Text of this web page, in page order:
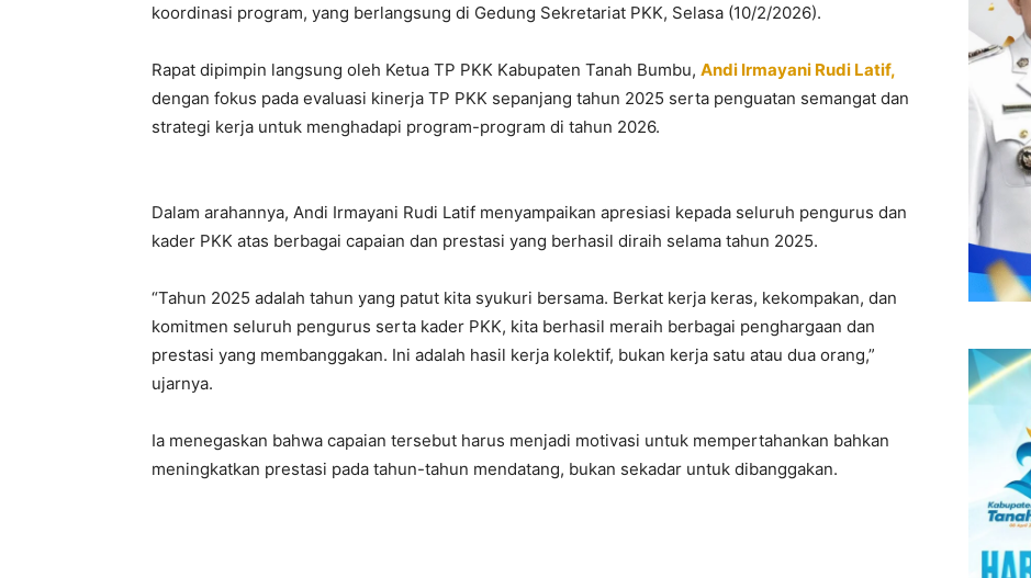
koordinasi program, yang berlangsung di Gedung Sekretariat PKK, Selasa (10/2/2026).
Rapat dipimpin langsung oleh Ketua TP PKK Kabupaten Tanah Bumbu, Andi Irmayani Rudi Latif,
dengan fokus pada evaluasi kinerja TP PKK sepanjang tahun 2025 serta penguatan semangat dan
strategi kerja untuk menghadapi program-program di tahun 2026.
Dalam arahannya, Andi Irmayani Rudi Latif menyampaikan apresiasi kepada seluruh pengurus dan
kader PKK atas berbagai capaian dan prestasi yang berhasil diraih selama tahun 2025.
“Tahun 2025 adalah tahun yang patut kita syukuri bersama. Berkat kerja keras, kekompakan, dan
komitmen seluruh pengurus serta kader PKK, kita berhasil meraih berbagai penghargaan dan
prestasi yang membanggakan. Ini adalah hasil kerja kolektif, bukan kerja satu atau dua orang,”
ujarnya.
Ia menegaskan bahwa capaian tersebut harus menjadi motivasi untuk mempertahankan bahkan
meningkatkan prestasi pada tahun-tahun mendatang, bukan sekadar untuk dibanggakan.